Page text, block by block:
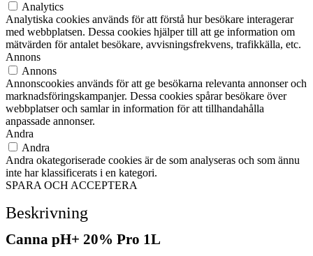
Analytics
Analytiska cookies används för att förstå hur besökare interagerar
med webbplatsen. Dessa cookies hjälper till att ge information om
mätvärden för antalet besökare, avvisningsfrekvens, trafikkälla, etc.
Annons
Annons
Annonscookies används för att ge besökarna relevanta annonser och
marknadsföringskampanjer. Dessa cookies spårar besökare över
webbplatser och samlar in information för att tillhandahålla
anpassade annonser.
Andra
Andra
Andra okategoriserade cookies är de som analyseras och som ännu
inte har klassificerats i en kategori.
SPARA OCH ACCEPTERA
Beskrivning
Canna pH+ 20% Pro 1L